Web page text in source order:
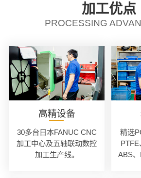
加工优点
PROCESSING
高精设备
30多台日本FANUC CNC
加工中心及五轴联动数控
加工生产线。
精选
PTFE
ABS